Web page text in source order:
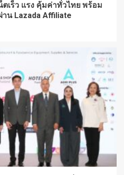
ตเร็ว แรง คุ้มค่าทั่วไทย พร้อม
าน Lazada Affiliate